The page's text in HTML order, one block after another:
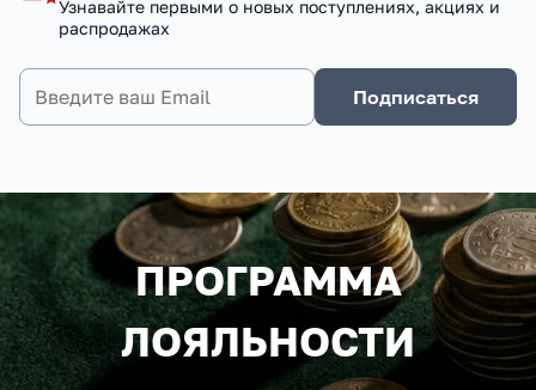
Узнавайте первыми о новых поступлениях, акциях и
распродажах
Подписаться
ПРОГРАММА
ЛОЯЛЬНОСТИ